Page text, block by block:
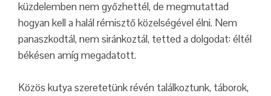
küzdelemben nem győzhettél, de megmutattad
hogyan kell a halál rémisztő közelségével élni. Nem
panaszkodtál, nem siránkoztál, tetted a dolgodat: éltél
békésen amíg megadatott.
Közös kutya szeretetünk révén találkoztunk, táborok,